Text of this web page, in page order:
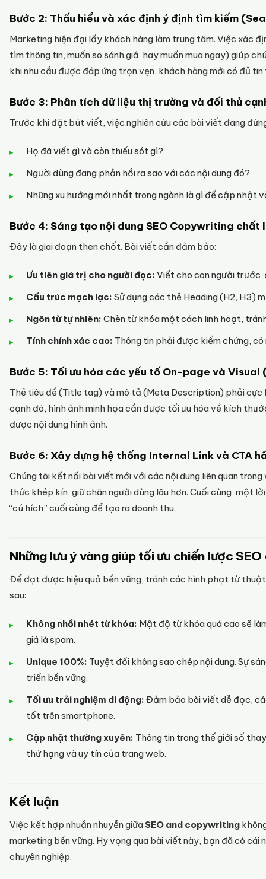
Bước 2: Thấu hiểu và xác định ý định tìm kiếm
Marketing hiện đại lấy khách hàng làm trung tâm. Việc xác
tìm thông tin, muốn so sánh giá, hay muốn mua ngay) giúp
khi nhu cầu được đáp ứng trọn vẹn, khách hàng mới có đủ
Bước 3: Phân tích dữ liệu thị trường và đối thủ
Trước khi đặt bút viết, việc nghiên cứu các bài viết đang
Họ đã viết gì và còn thiếu sót gì?
Người dùng đang phản hồi ra sao với các nội dung đó?
Những xu hướng mới nhất trong ngành là gì để cập nhật
Bước 4: Sáng tạo nội dung SEO Copywriting chất
Đây là giai đoạn then chốt. Bài viết cần đảm bảo:
Ưu tiên giá trị cho người đọc: Viết cho con người trước,
Cấu trúc mạch lạc: Sử dụng các thẻ Heading (H2, H3)
Ngôn từ tự nhiên: Chèn từ khóa một cách linh hoạt,
Tính chính xác cao: Thông tin phải được kiểm chứng, có
Bước 5: Tối ưu hóa các yếu tố On-page và Visual
Thẻ tiêu đề (Title tag) và mô tả (Meta Description) phải
cạnh đó, hình ảnh minh họa cần được tối ưu hóa về kích
được nội dung hình ảnh.
Bước 6: Xây dựng hệ thống Internal Link và CTA
Chúng tôi kết nối bài viết mới với các nội dung liên quan
thức khép kín, giữ chân người dùng lâu hơn. Cuối cùng, một
“cú hích” cuối cùng để tạo ra doanh thu.
Những lưu ý vàng giúp tối ưu chiến lược
Để đạt được hiệu quả bền vững, tránh các hình phạt từ
sau:
Không nhồi nhét từ khóa: Mật độ từ khóa quá cao sẽ
giá là spam.
Unique 100%: Tuyệt đối không sao chép nội dung. Sự
triển bền vững.
Tối ưu trải nghiệm di động: Đảm bảo bài viết dễ đọc,
tốt trên smartphone.
Cập nhật thường xuyên: Thông tin trong thế giới số
thứ hạng và uy tín của trang web.
Kết luận
Việc kết hợp nhuần nhuyễn giữa SEO and copywriting
marketing bền vững. Hy vọng qua bài viết này, bạn đã có
chuyên nghiệp.